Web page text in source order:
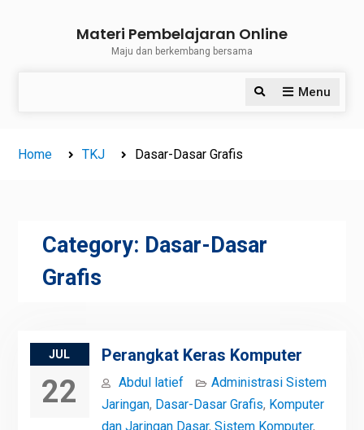
Materi Pembelajaran Online
Maju dan berkembang bersama
Menu
Search
Home TKJ Dasar-Dasar Grafis
Category: Dasar-Dasar
Grafis
JUL
22
Perangkat Keras Komputer
Abdul latief
Administrasi Sistem
Jaringan, Dasar-Dasar Grafis, Komputer
dan Jaringan Dasar, Sistem Komputer,